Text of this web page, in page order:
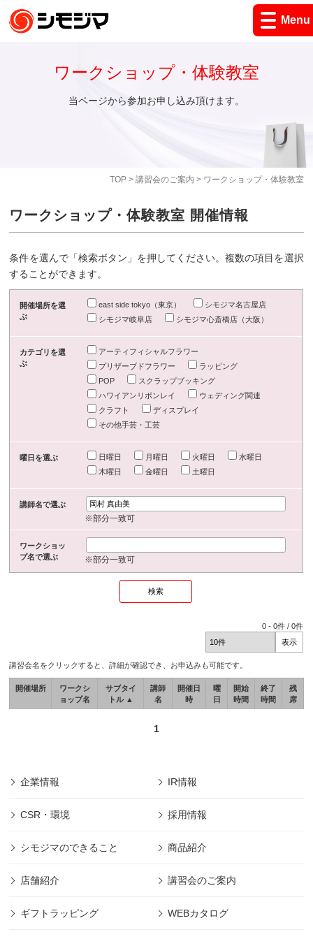
Menu
TOP> 講習会のご案内 > ワークショップ・体験教室
ワークショップ・体験教室
当ページから参加お申し込み頂けます。
ワークショップ・体験教室 開催情報
条件を選んで「検索ボタン」を押してください。複数の項目を選択
することができます。
開催場所を選
ぶ
east side tokyo（東京）
シモジマ名古屋店
シモジマ岐阜店
シモジマ心斎橋店（大阪）
カテゴリを選
ぶ
アーティフィシャルフラワー
プリザーブドフラワー
ラッピング
POP
スクラップブッキング
ハワイアンリボンレイ
ウェディング関連
クラフト
ディスプレイ
その他手芸・工芸
曜日を選ぶ 日曜日 月曜日 火曜日
水曜日
木曜日
金曜日 土曜日
講師名で選ぶ
※部分一致可
ワークショッ
プ名で選ぶ
※部分一致可
0 -0件 /0件
講習会名をクリックすると、詳細が確認でき、お申込みも可能です。
開催場所
ワークシ
ョップ名
サブタイ
トル ▲
講師
名
開催日
時
曜
日
開始
時間
終了
時間
残
席
1
企業情報 IR情報
CSR・環境 採用情報
シモジマのできること 商品紹介
店舗紹介 講習会のご案内
ギフトラッピング WEBカタログ